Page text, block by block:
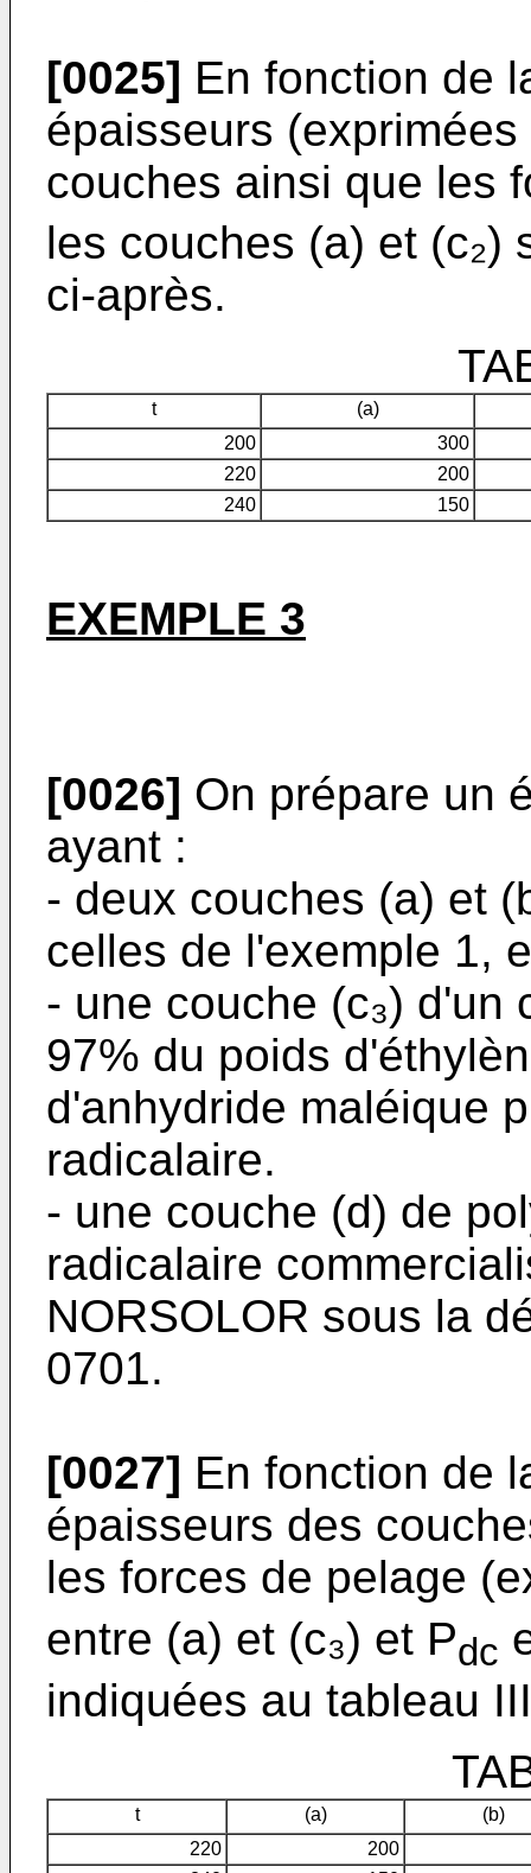
[0025] En fonction de
épaisseurs
couches ainsi que les
les couches (a) et (c₂)
ci-après.
t
(a)
200
300
220
200
240
150
EXEMPLE 3
[0026] On prépare un
ayant :
- deux couches (a) et
celles de l'exemple 1,
- une couche (c₃) d'un
97% du poids
d'anhydride maléique
radicalaire.
- une couche (d) de
radicalaire
NORSOLOR sous la
0701.
[0027] En fonction de
épaisseurs des
les forces de pelage
entre (a) et (c₃) et Pdc
indiquées au tableau
t (a)
(b)
220
200